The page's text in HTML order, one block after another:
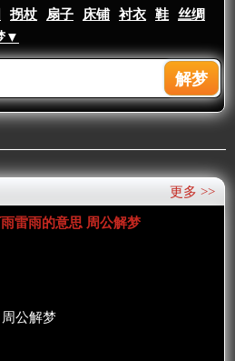
拐杖 扇子 床铺 衬衣 鞋
丝绸
▼
更多 >>
雷雨的意思 周公解梦
公解梦